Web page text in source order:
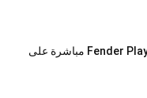
سامسونج تقدم منصة Fender Play مباشرة على